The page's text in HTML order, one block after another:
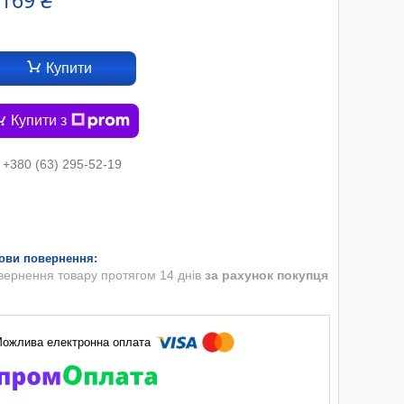
Купити
Купити з
+380 (63) 295-52-19
товару протягом 14 днів за рахунок покупця